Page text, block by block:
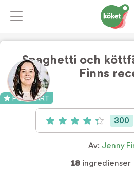
Spaghetti och
Finns
POPULÄRT
Betyg: 4.3 av 5 (300300
Av: Jenny
18 ingredienser